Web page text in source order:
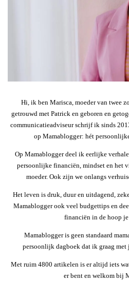
Hi, ik ben Marisca, moeder van twee
getrouwd met Patrick en geboren en
communicatieadviseur schrijf ik sinds
op Mamablogger: hét
Op Mamablogger deel ik eerlijke
persoonlijke financiën, mindset en het
moeder. Ook zijn we onlangs
Het leven is druk, duur en uitdagend,
Mamablogger ook veel budgettips en
financiën in de hoop
Mamablogger is geen standaard
persoonlijk dagboek dat ik graag met
Met ruim 4800 artikelen is er altijd iets
er bent en welkom bij